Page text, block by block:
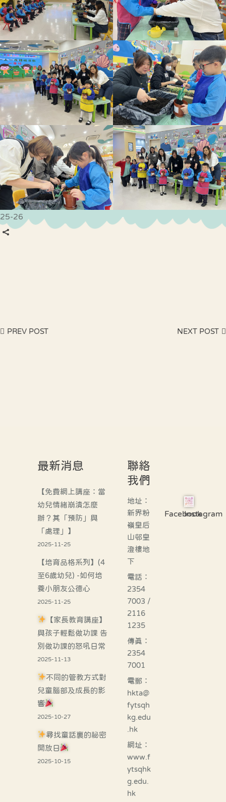
25-26
PREV POST NEXT POST
最新消息
【免費網上講座：當
幼兒情緒崩潰怎麼
辦？其「預防」與
「處理」】
2025-11-25
【培育品格系列】(4
至6歲幼兒) -如何培
養小朋友公德心
2025-11-25
【家長教育講座】
與孩子輕鬆做功課 告
別做功課的怒吼日常
2025-11-13
不同的管教方式對
兒童腦部及成長的影
響
2025-10-27
尋找童話裏的祕密
開放日
2025-10-15
聯絡
我們
地址：
新界粉
嶺皇后
山邨皇
澄樓地
下
電話：
2354
7003 /
2116
1235
傳真：
2354
7001
電郵：
hkta@
fytsqh
kg.edu
.hk
網址：
www.f
ytsqhk
g.edu.
hk
FacebookInstagram